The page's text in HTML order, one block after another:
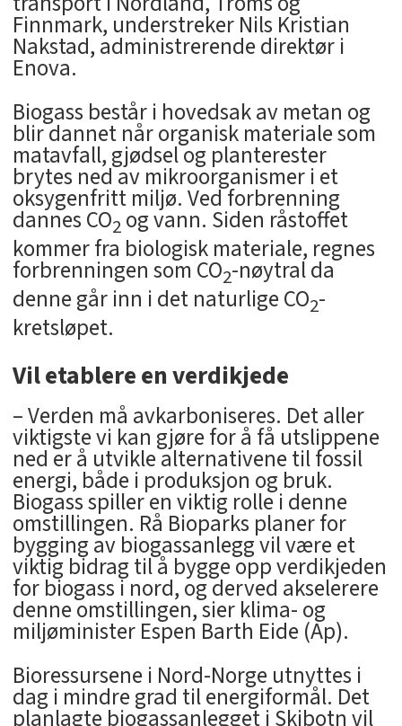
Finnmark, understreker Nils Kristian
Nakstad, administrerende direktør i
Enova.
Biogass består i hovedsak av metan og
blir dannet når organisk materiale som
matavfall, gjødsel og planterester
brytes ned av mikroorganismer i et
oksygenfritt miljø. Ved forbrenning
dannes CO2 og vann. Siden råstoffet
kommer fra biologisk materiale, regnes
forbrenningen som CO2-nøytral da
denne går inn i det naturlige CO2-
kretsløpet.
Vil etablere en verdikjede
– Verden må avkarboniseres. Det aller
viktigste vi kan gjøre for å få utslippene
ned er å utvikle alternativene til fossil
energi, både i produksjon og bruk.
Biogass spiller en viktig rolle i denne
omstillingen. Rå Bioparks planer for
bygging av biogassanlegg vil være et
viktig bidrag til å bygge opp verdikjeden
for biogass i nord, og derved akselerere
denne omstillingen, sier klima- og
miljøminister Espen Barth Eide (Ap).
Bioressursene i Nord-Norge utnyttes i
dag i mindre grad til energiformål. Det
planlagte biogassanlegget i Skibotn vil